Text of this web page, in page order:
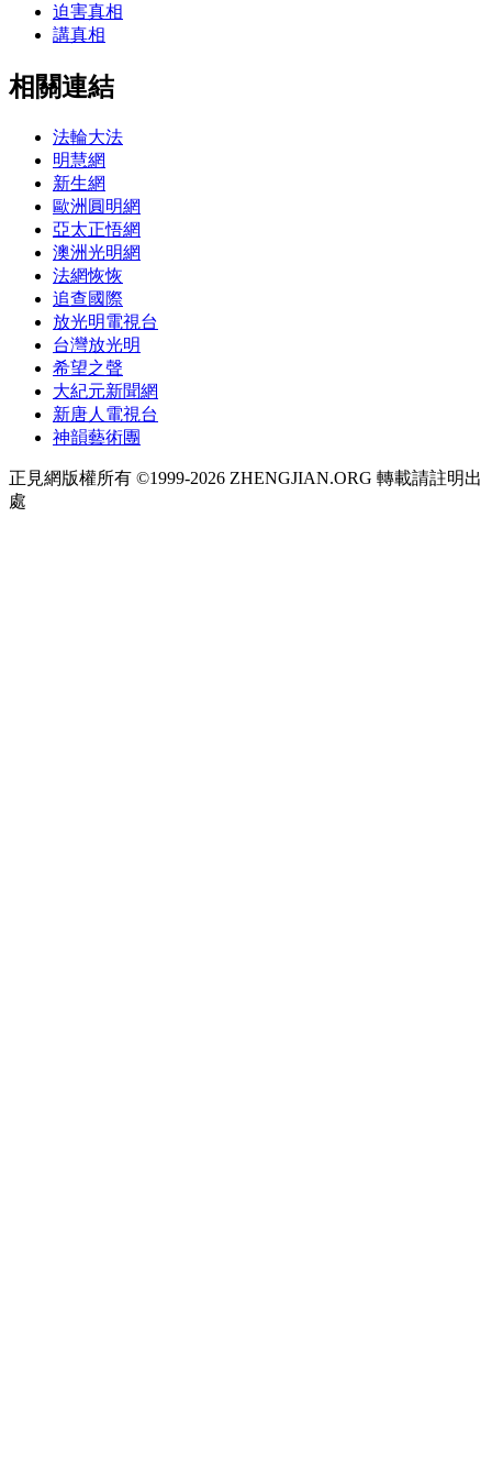
迫害真相
講真相
相關連結
法輪大法
明慧網
新生網
歐洲圓明網
亞太正悟網
澳洲光明網
法網恢恢
追查國際
放光明電視台
台灣放光明
希望之聲
大紀元新聞網
新唐人電視台
神韻藝術團
正見網版權所有 ©1999-2026 ZHENGJIAN.ORG 轉載請註明出
處